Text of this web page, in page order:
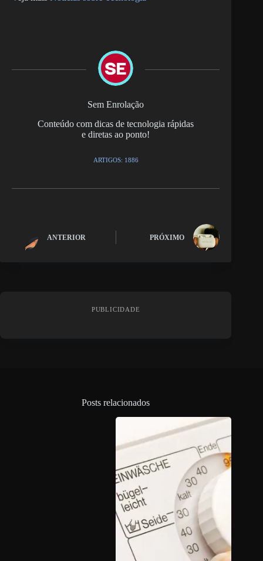
Sem Enrolação
Conteúdo com dicas de tecnologia rápidas
e diretas ao ponto!
ARTIGOS: 1886
ANTERIOR PRÓXIMO
PUBLICIDADE
Posts relacionados